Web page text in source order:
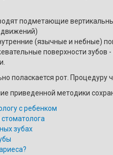
подметающие
(язычные и небные)
поверхности зубов
поласкается рот. Процедуру
приведенной методики
с ребенком
зубах